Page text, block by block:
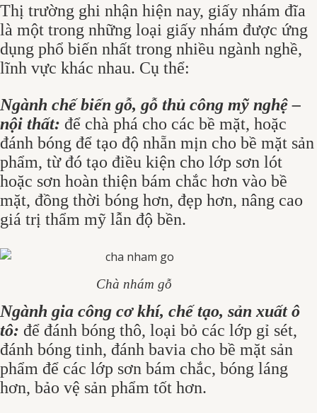
Thị trường ghi nhận hiện nay, giấy nhám đĩa
là một trong những loại giấy nhám được ứng
dụng phổ biến nhất trong nhiều ngành nghề,
lĩnh vực khác nhau. Cụ thể:
Ngành chế biến gỗ, gỗ thủ công mỹ nghệ –
nội thất: để chà phá cho các bề mặt, hoặc
đánh bóng để tạo độ nhẵn mịn cho bề mặt sản
phẩm, từ đó tạo điều kiện cho lớp sơn lót
hoặc sơn hoàn thiện bám chắc hơn vào bề
mặt, đồng thời bóng hơn, đẹp hơn, nâng cao
giá trị thẩm mỹ lẫn độ bền.
Chà nhám gỗ
Ngành gia công cơ khí, chế tạo, sản xuất ô
tô: để đánh bóng thô, loại bỏ các lớp gỉ sét,
đánh bóng tinh, đánh bavia cho bề mặt sản
phẩm để các lớp sơn bám chắc, bóng láng
hơn, bảo vệ sản phẩm tốt hơn.